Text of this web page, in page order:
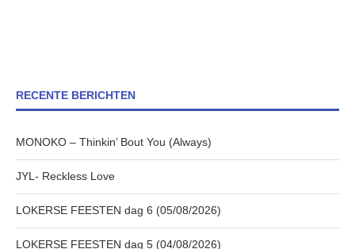
RECENTE BERICHTEN
MONOKO – Thinkin’ Bout You (Always)
JYL- Reckless Love
LOKERSE FEESTEN dag 6 (05/08/2026)
LOKERSE FEESTEN dag 5 (04/08/2026)